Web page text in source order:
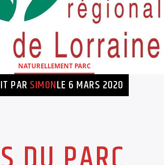
NATURELLEMENT PARC
PAR SIMONLE 6 MARS 2020